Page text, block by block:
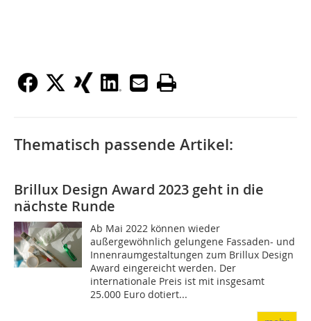
Thematisch passende Artikel:
Brillux Design Award 2023 geht in die
nächste Runde
Ab Mai 2022 können wieder
außergewöhnlich gelungene Fassaden- und
Innenraumgestaltungen zum Brillux Design
Award eingereicht werden. Der
internationale Preis ist mit insgesamt
25.000 Euro dotiert...